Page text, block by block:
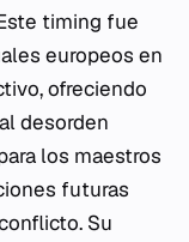
timing fue
europeos en
ofreciendo
desorden
los maestros
futuras
Su